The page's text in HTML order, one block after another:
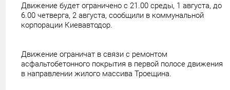
Движение будет ограничено с 21.00 среды, 1 августа, до
6.00 четверга, 2 августа, сообщили в коммунальной
корпорации Киевавтодор.
Движение ограничат в связи с ремонтом
асфальтобетонного покрытия в первой полосе движения
в направлении жилого массива Троещина.